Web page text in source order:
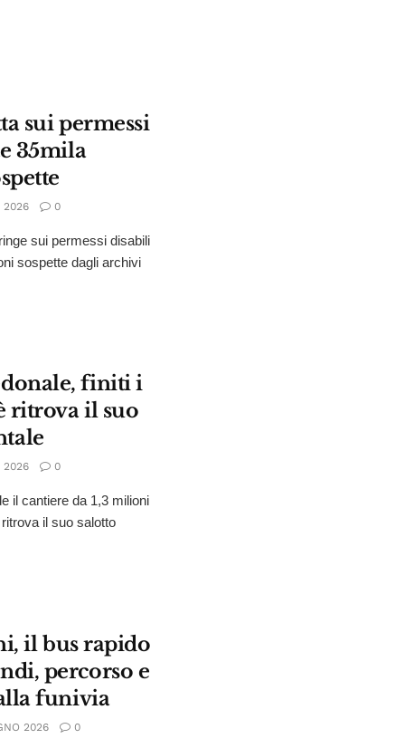
sui permessi
35mila
2026 0
sui permessi disabili
sospette dagli archivi
finiti i
ritrova il suo
2026 0
il cantiere da 1,3 milioni
il suo salotto
il bus rapido
percorso e
funivia
2026 0